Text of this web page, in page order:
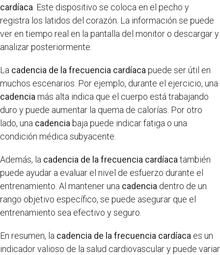
cardíaca . Este dispositivo se coloca en el pecho y
registra los latidos del corazón. La información se puede
ver en tiempo real en la pantalla del monitor o descargar y
analizar posteriormente.
La cadencia de la frecuencia cardíaca puede ser útil en
muchos escenarios. Por ejemplo, durante el ejercicio, una
cadencia más alta indica que el cuerpo está trabajando
duro y puede aumentar la quema de calorías. Por otro
lado, una cadencia baja puede indicar fatiga o una
condición médica subyacente.
Además, la cadencia de la frecuencia cardíaca también
puede ayudar a evaluar el nivel de esfuerzo durante el
entrenamiento. Al mantener una cadencia dentro de un
rango objetivo específico, se puede asegurar que el
entrenamiento sea efectivo y seguro.
En resumen, la cadencia de la frecuencia cardíaca es un
indicador valioso de la salud cardiovascular y puede variar